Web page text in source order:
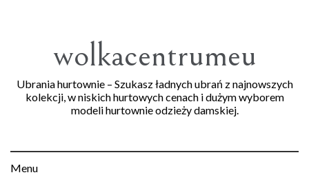
wolkacentrumeu
Ubrania hurtownie – Szukasz ładnych ubrań z najnowszych
kolekcji, w niskich hurtowych cenach i dużym wyborem
modeli hurtownie odzieży damskiej.
Menu